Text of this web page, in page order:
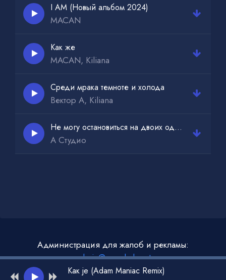
I AM (Новый альбом 2024)
MACAN
Как же
MACAN, Kiliana
Среди мрака темноте и холода
Вектор А, Kiliana
Не могу остановиться на двоих одно дыхание
А Студио
Администрация для жалоб и рекламы:
admin@muzdark.net
Как je (Adam Maniac Remix)